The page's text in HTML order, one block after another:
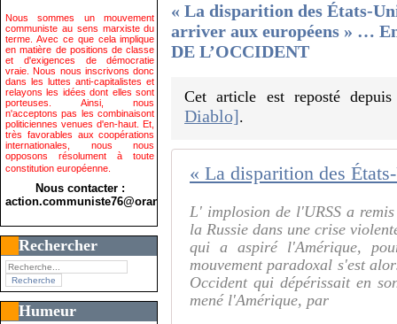
Nous sommes un mouvement
communiste au sens marxiste du
terme. Avec ce que cela implique
en matière de positions de classe
et d'exigences de démocratie
vraie. Nous nous inscrivons donc
dans les luttes anti-capitalistes et
relayons les idées dont elles sont
porteuses. Ainsi, nous
n'acceptons pas les combinaisont
politiciennes venues d'en-haut. Et,
très favorables aux coopérations
internationales, nous nous
opposons résolument à toute
constitution européenne.
Nous contacter :
action.communiste76@orange.fr>
Rechercher
Humeur
« La disparition des États-
arriver aux européens » …
DE L’OCCIDENT
Cet article est reposté
Diablo].
L' implosion de l'URSS a
la Russie dans une crise
qui a aspiré l'Amérique,
mouvement paradoxal s'est
Occident qui dépérissait en
mené l'Amérique, par